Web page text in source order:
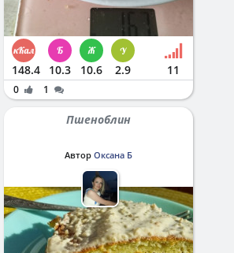
148.4 10.3 10.6 2.9 11
0 1
Пшеноблин
Автор Оксана Б